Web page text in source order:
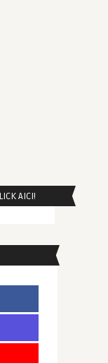
AICI!